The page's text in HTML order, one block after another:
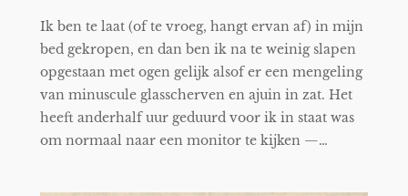
Ik ben te laat (of te vroeg, hangt ervan af) in mijn
bed gekropen, en dan ben ik na te weinig slapen
opgestaan met ogen gelijk alsof er een mengeling
van minuscule glasscherven en ajuin in zat. Het
heeft anderhalf uur geduurd voor ik in staat was
om normaal naar een monitor te kijken —…